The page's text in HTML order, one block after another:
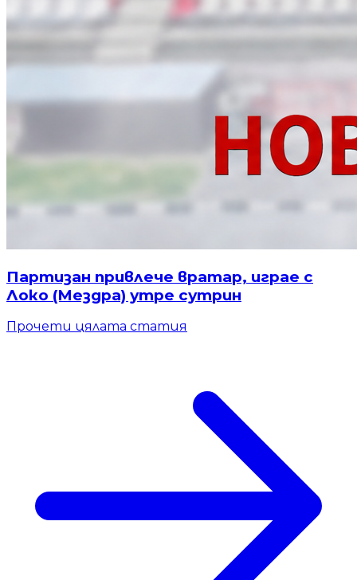
Партизан привлече вратар, играе с
Локо (Мездра) утре сутрин
Прочети цялата статия